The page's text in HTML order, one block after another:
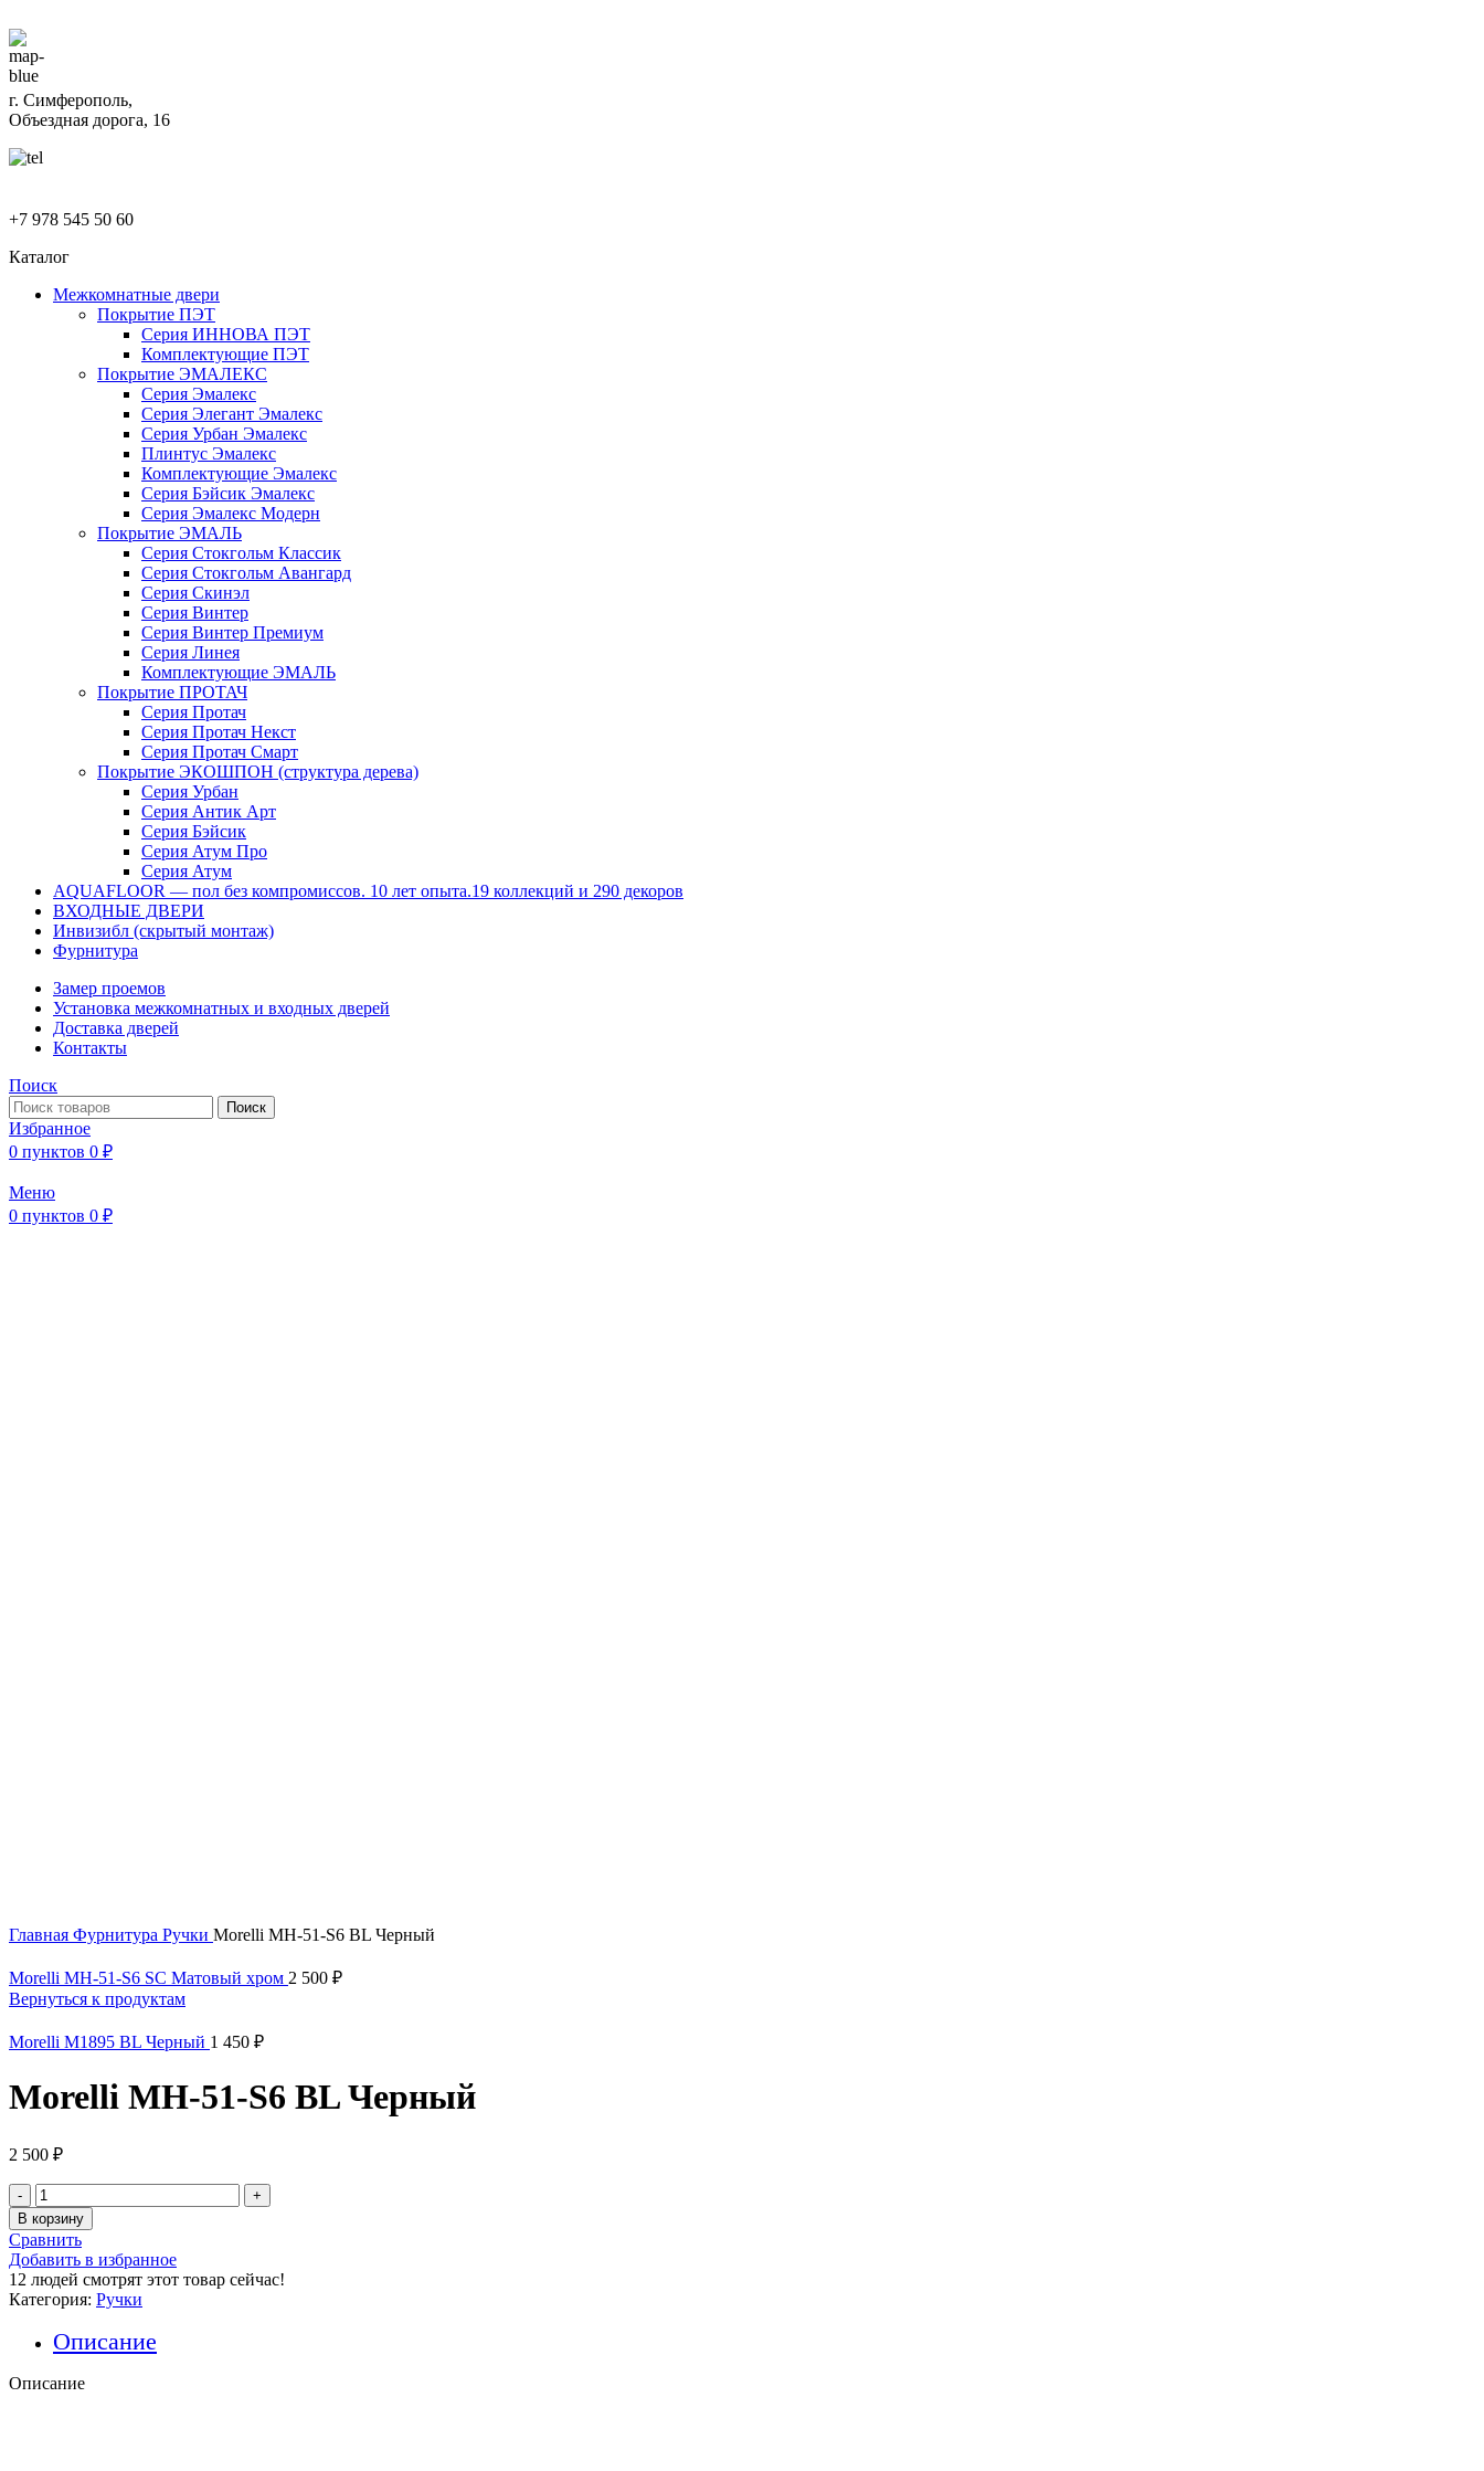
г. Симферополь,
Объездная дорога, 16
+7 978 545 50 60
Каталог
Межкомнатные двери
Покрытие ПЭТ
Серия ИННОВА ПЭТ
Комплектующие ПЭТ
Покрытие ЭМАЛЕКС
Серия Эмалекс
Серия Элегант Эмалекс
Серия Урбан Эмалекс
Плинтус Эмалекс
Комплектующие Эмалекс
Серия Бэйсик Эмалекс
Серия Эмалекс Модерн
Покрытие ЭМАЛЬ
Серия Стокгольм Классик
Серия Стокгольм Авангард
Серия Скинэл
Серия Винтер
Серия Винтер Премиум
Серия Линея
Комплектующие ЭМАЛЬ
Покрытие ПРОТАЧ
Серия Протач
Серия Протач Некст
Серия Протач Смарт
Покрытие ЭКОШПОН (структура дерева)
Серия Урбан
Серия Антик Арт
Серия Бэйсик
Серия Атум Про
Серия Атум
AQUAFLOOR — пол без компромиссов. 10 лет опыта.19 коллекций и 290 декоров
ВХОДНЫЕ ДВЕРИ
Инвизибл (скрытый монтаж)
Фурнитура
Замер проемов
Установка межкомнатных и входных дверей
Доставка дверей
Контакты
Поиск
Поиск
Избранное
0 пунктов 0 ₽
Меню
0 пунктов 0 ₽
Главная Фурнитура Ручки Morelli MH-51-S6 BL Черный
Morelli MH-51-S6 SC Матовый хром 2 500 ₽
Вернуться к продуктам
Morelli M1895 BL Черный 1 450 ₽
Morelli MH-51-S6 BL Черный
2 500 ₽
Количество
товара
Morelli
MH-
51-
S6
BL
Черный
В корзину
Сравнить
Добавить в избранное
12 людей смотрят этот товар сейчас!
Категория: Ручки
Описание
Описание